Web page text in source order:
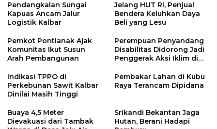
Pendangkalan Sungai
Kapuas Ancam Jalur
Logistik Kalbar
Jelang HUT RI, Penjual
Bendera Keluhkan Daya
Beli yang Lesu
Pemkot Pontianak Ajak
Komunitas Ikut Susun
Arah Pembangunan
Perempuan Penyandang
Disabilitas Didorong Jadi
Penggerak Aksi Iklim di
Indikasi TPPO di
Perkebunan Sawit Kalbar
Dinilai Masih Tinggi
Pembakar Lahan di Kubu
Raya Terancam Dipidana
Buaya 4,5 Meter
Dievakuasi dari Tambak
Srikandi Bekantan Jaga
Hutan, Berani Hadapi